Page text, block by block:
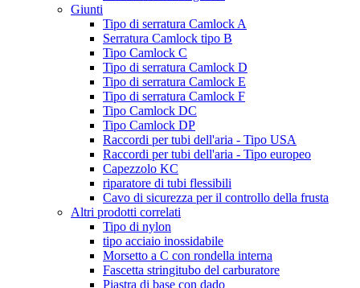
Giunti
Tipo di serratura Camlock A
Serratura Camlock tipo B
Tipo Camlock C
Tipo di serratura Camlock D
Tipo di serratura Camlock E
Tipo di serratura Camlock F
Tipo Camlock DC
Tipo Camlock DP
Raccordi per tubi dell'aria - Tipo USA
Raccordi per tubi dell'aria - Tipo europeo
Capezzolo KC
riparatore di tubi flessibili
Cavo di sicurezza per il controllo della frusta
Altri prodotti correlati
Tipo di nylon
tipo acciaio inossidabile
Morsetto a C con rondella interna
Fascetta stringitubo del carburatore
Piastra di base con dado